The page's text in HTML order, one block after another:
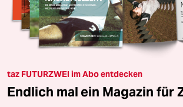
taz FUTURZWEI im Abo entdecken
Endlich mal ein Magazin für